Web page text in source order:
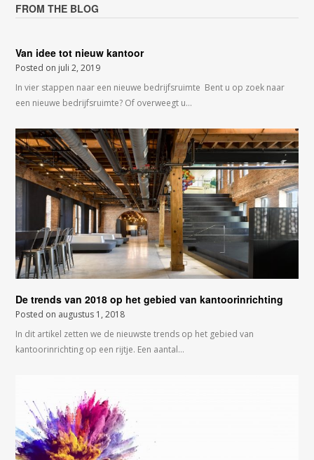
FROM THE BLOG
Van idee tot nieuw kantoor
Posted on juli 2, 2019
In vier stappen naar een nieuwe bedrijfsruimte Bent u op zoek naar
een nieuwe bedrijfsruimte? Of overweegt u…
De trends van 2018 op het gebied van kantoorinrichting
Posted on augustus 1, 2018
In dit artikel zetten we de nieuwste trends op het gebied van
kantoorinrichting op een rijtje. Een aantal…